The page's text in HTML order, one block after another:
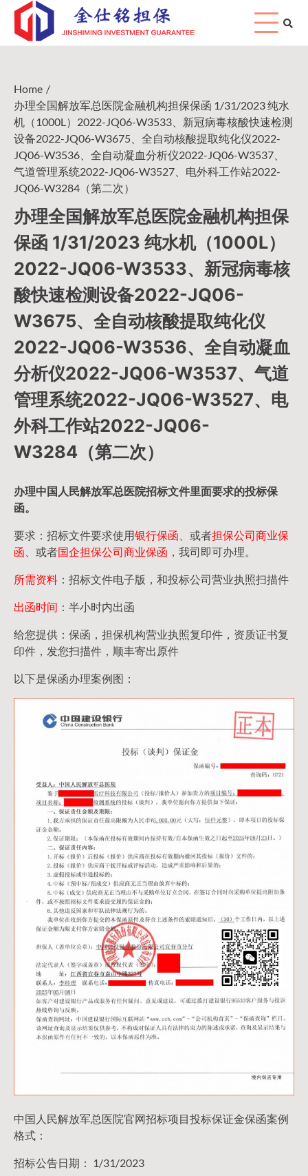
Skip
content
Home
办理全国解放军总医院金融机构担保保函 1/31/2023 纯水
机（1000L）2022-JQ06-W3533、新冠病毒核酸快速检测
设备2022-JQ06-W3675、全自动核酸提取纯化仪2022-
JQ06-W3536、全自动凝血分析仪2022-JQ06-W3537、
气道管理系统2022-JQ06-W3527、电外科工作站2022-
JQ06-W3284（第二次）
办理全国解放军总医院金融机构担保
保函 1/31/2023 纯水机（1000L）
2022-JQ06-W3533、新冠病毒核
酸快速检测设备2022-JQ06-
W3675、全自动核酸提取纯化仪
2022-JQ06-W3536、全自动凝血
分析仪2022-JQ06-W3537、气道
管理系统2022-JQ06-W3527、电
外科工作站2022-JQ06-
W3284（第二次）
办理中国人民解放军总医院招标文件里面要求的投标保
函。
要求：招标文件要求使用银行保函、 或者担保公司商业保
函 、或者国企担保公司商业保函 ，我司即可办理。
所需资料 ：招标文件电子版，和投标公司营业执照扫描件
出函时间 ：半小时内出函
给您提供：保函，担保机构营业执照复印件，资质证书复
印件，发您扫描件，顺丰寄出原件
以下是保函办理案例图：
中国人民解放军总医院官网招标项目投标保证金保函案例
格式：
招标公告日期： 1/31/2023